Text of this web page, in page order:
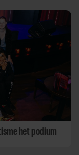
het podium